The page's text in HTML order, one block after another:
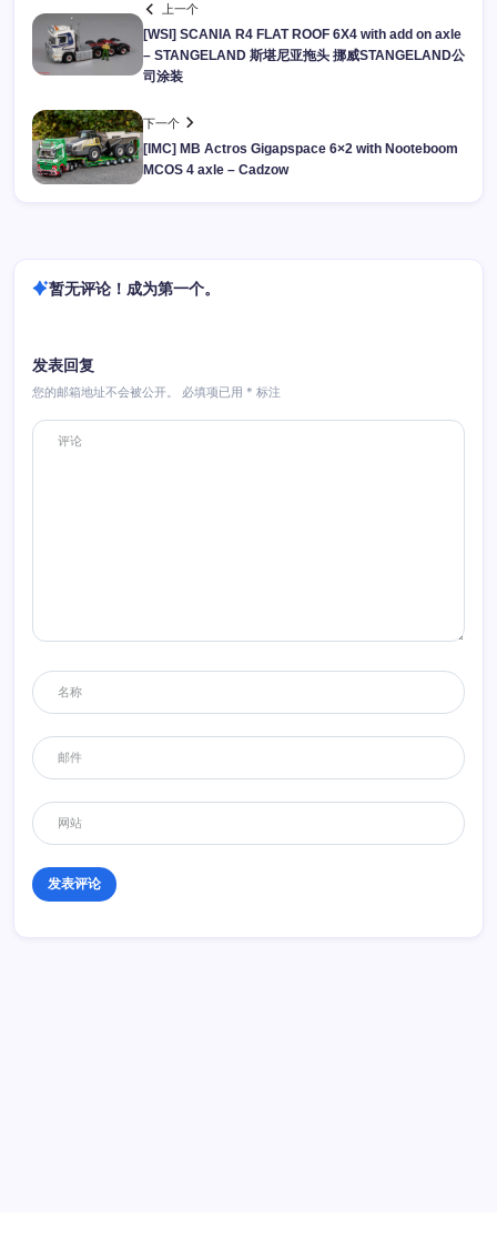
上一个
[WSI] SCANIA R4 FLAT ROOF 6X4 with add on axle
– STANGELAND 斯堪尼亚拖头 挪威STANGELAND公
司涂装
下一个
[IMC] MB Actros Gigapspace 6×2 with Nooteboom
MCOS 4 axle – Cadzow
暂无评论！成为第一个。
发表回复
您的邮箱地址不会被公开。 必填项已用 * 标注